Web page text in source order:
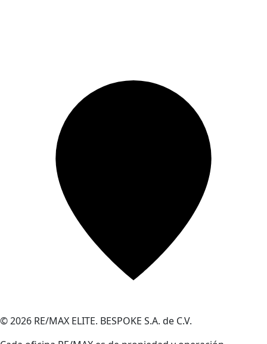
© 2026 RE/MAX ELITE. BESPOKE S.A. de C.V.